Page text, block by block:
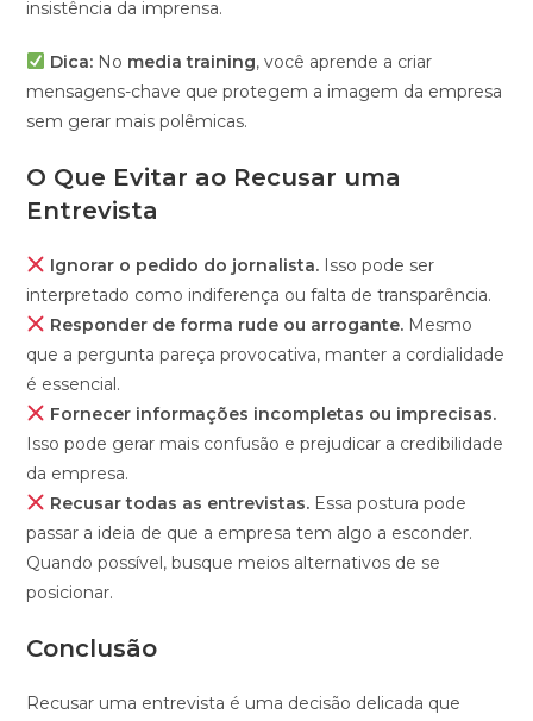
insistência da imprensa.
Dica: No media training, você aprende a criar
mensagens-chave que protegem a imagem da empresa
sem gerar mais polêmicas.
O Que Evitar ao Recusar uma
Entrevista
Ignorar o pedido do jornalista. Isso pode ser
interpretado como indiferença ou falta de transparência.
Responder de forma rude ou arrogante. Mesmo
que a pergunta pareça provocativa, manter a cordialidade
é essencial.
Fornecer informações incompletas ou imprecisas.
Isso pode gerar mais confusão e prejudicar a credibilidade
da empresa.
Recusar todas as entrevistas. Essa postura pode
passar a ideia de que a empresa tem algo a esconder.
Quando possível, busque meios alternativos de se
posicionar.
Conclusão
Recusar uma entrevista é uma decisão delicada que